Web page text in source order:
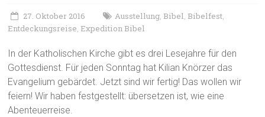
27. Oktober 2016 Ausstellung, Bibel, Bibelfest,
Entdeckungsreise, Expedition Bibel
In der Katholischen Kirche gibt es drei Lesejahre für den
Gottesdienst. Für jeden Sonntag hat Kilian Knörzer das
Evangelium gebärdet. Jetzt sind wir fertig! Das wollen wir
feiern! Wir haben festgestellt: übersetzen ist, wie eine
Abenteuerreise.